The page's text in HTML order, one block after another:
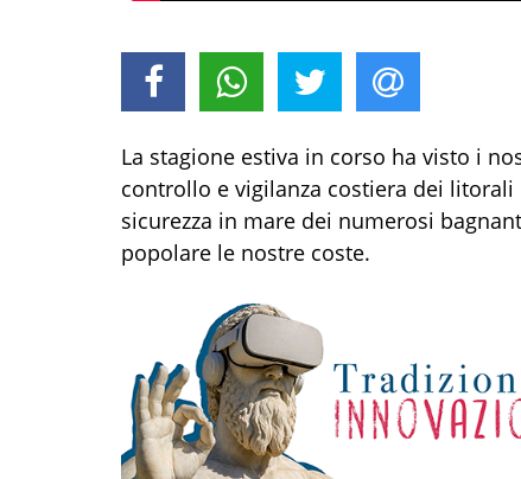
La stagione estiva in corso ha visto i
controllo e vigilanza costiera dei
sicurezza in mare dei numerosi
popolare le nostre coste.